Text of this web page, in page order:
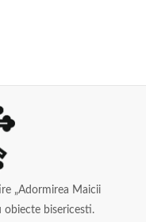
„Adormirea Maicii
obiecte bisericesti.